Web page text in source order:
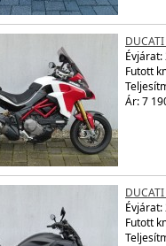
Évjárat:
Futott
Ár: 7
Évjárat:
Futott